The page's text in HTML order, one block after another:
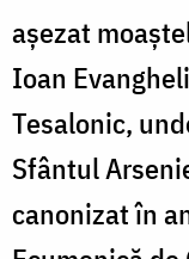
aşezat
Ioan
Tesalonic,
Sfântul
canonizat în